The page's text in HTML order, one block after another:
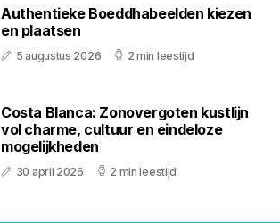
Authentieke Boeddhabeelden kiezen
en plaatsen
5 augustus 2026 2 min leestijd
Costa Blanca: Zonovergoten kustlijn
vol charme, cultuur en eindeloze
mogelijkheden
30 april 2026 2 min leestijd